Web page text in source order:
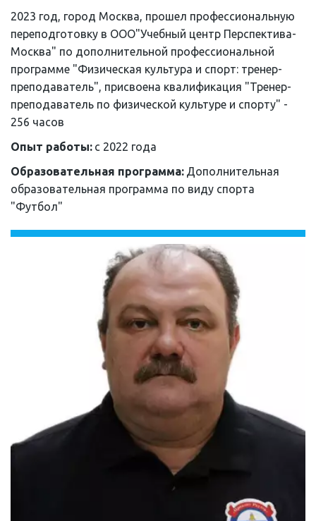
2023 год, город Москва, прошел профессиональную
переподготовку в ООО"Учебный центр Перспектива-
Москва" по дополнительной профессиональной
программе "Физическая культура и спорт: тренер-
преподаватель", присвоена квалификация "Тренер-
преподаватель по физической культуре и спорту" -
256 часов
Опыт работы: с 2022 года
Образовательная программа: Дополнительная
образовательная программа по виду спорта
"Футбол"